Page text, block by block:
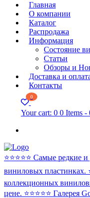
Главная
О компании
Каталог
Распродажа
Информация
Состояние
Статьи
Обзоры и
Доставка и
Контакты
0
Your cart: 0 0 Items -
⭐️⭐️⭐️⭐️⭐️ Самые редкие
виниловых пластинках.
коллекционных
цене. ⭐️⭐️⭐️⭐️⭐️